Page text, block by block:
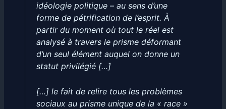
idéologie politique – au sens d’une
forme de pétrification de l’esprit. À
partir du moment où tout le réel est
analysé à travers le prisme déformant
d’un seul élément auquel on donne un
statut privilégié […]
[…] le fait de relire tous les problèmes
sociaux au prisme unique de la « race »